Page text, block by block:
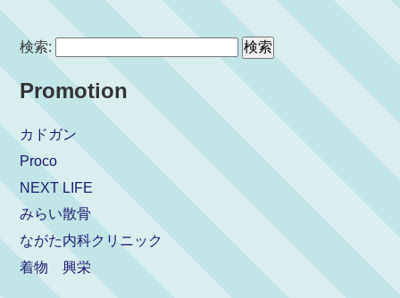
検索:
Promotion
カドガン
Proco
NEXT LIFE
みらい散骨
ながた内科クリニック
着物 興栄